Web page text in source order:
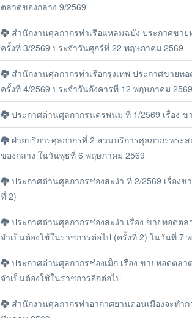
ตลาดของกลาง 9/2569
สำนักงานศุลกากรท่าเรือแหลมฉบัง ประกาศขา
ครั้งที่ 3/2569 ประจำวันศุกร์ที่ 22 พฤษภาคม 2569
สำนักงานศุลกากรท่าเรือกรุงเทพ ประกาศขายท
ครั้งที่ 4/2569 ประจำวันอังคารที่ 12 พฤษภาคม 2569
ประกาศด่านศุลกากรนครพนม ที่ 1/2569 เรื่อง ข
ฝ่ายบริการศุลกากรที่ 2 ส่วนบริการศุลกากรพระ
ของกลาง ในวันพุธที่ 6 พฤษภาคม 2569
ประกาศด่านศุลกากรช่องสะงำ ที่ 2/2569 เรื่อง
ที่ 2)
ประกาศด่านศุลกากรช่องสะงำ เรื่อง ขายทอด
จำเป็นต้องใช้ในราชการต่อไป (ครั้งที่ 2) ในวันที่ 7
ประกาศด่านศุลกากรช่องเม็ก เรื่อง ขายทอดตล
จำเป็นต้องใช้ในราชการอีกต่อไป
สำนักงานศุลกากรท่าอากาศยานดอนเมืองจะทำ